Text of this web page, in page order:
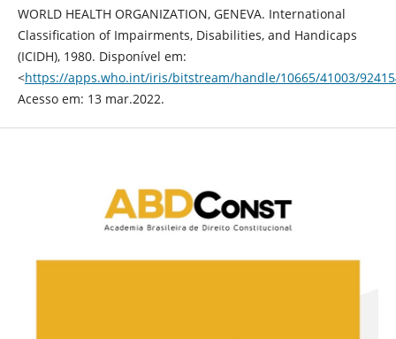
WORLD HEALTH ORGANIZATION, GENEVA. International
Classification of Impairments, Disabilities, and Handicaps
(ICIDH), 1980. Disponível em:
<https://apps.who.int/iris/bitstream/handle/10665/41003/
Acesso em: 13 mar.2022.